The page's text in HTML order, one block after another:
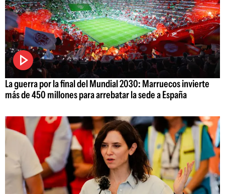
La guerra por la final del Mundial 2030: Marruecos invierte
más de 450 millones para arrebatar la sede a España